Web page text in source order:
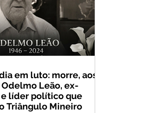
em luto: morre, aos
Odelmo Leão, ex-
líder político que
Triângulo Mineiro